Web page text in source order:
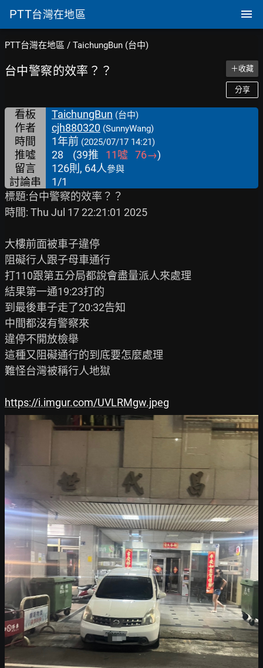
PTT台灣在地區
PTT台灣在地區 / TaichungBun (台中)
台中警察的效率？？ ＋收藏
分享
看板 TaichungBun (台中)
作者 cjh880320 (SunnyWang)
時間 1年前 (2025/07/17 14:21)
推噓 28 (39推 11噓 76→)
留言
126則, 64人參與
討論串
1/1
標題:台中警察的效率？？
時間: Thu Jul 17 22:21:01 2025
大樓前面被車子違停
阻礙行人跟子母車通行
打110跟第五分局都說會盡量派人來處理
結果第一通19:23打的
到最後車子走了20:32告知
中間都沒有警察來
違停不開放檢舉
這種又阻礙通行的到底要怎麼處理
難怪台灣被稱行人地獄
https://i.imgur.com/UVLRMgw.jpeg